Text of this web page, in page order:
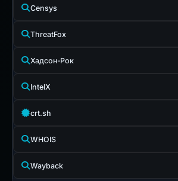
Censys
ThreatFox
Хадсон-Рок
IntelX
crt.sh
WHOIS
Wayback